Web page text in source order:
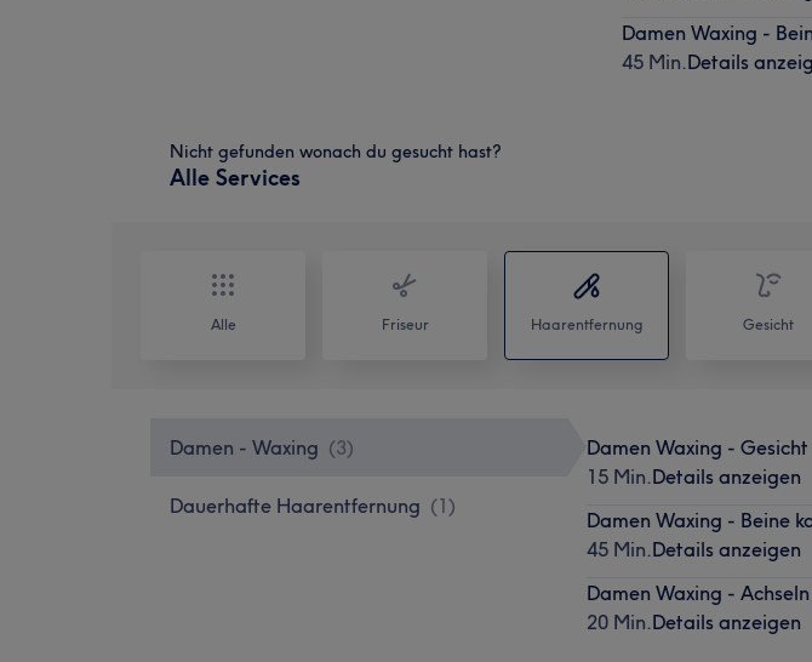
Damen Waxing -
45 Min.Details
Nicht gefunden wonach du gesucht hast?
Alle Services
Alle Friseur Haarentfernung Gesicht
Damen - Waxing (3)
Dauerhafte Haarentfernung (1)
Damen Waxing -
15 Min.Details anzeigen
Damen Waxing - Beine
45 Min.Details anzeigen
Damen Waxing - Achseln
20 Min.Details anzeigen